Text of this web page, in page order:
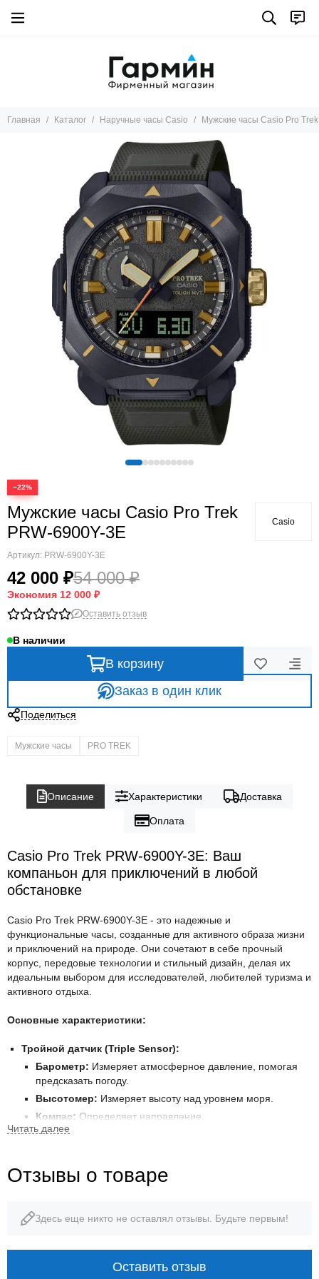
Главная Каталог Наручные часы Casio Мужские часы Casio Pro
−22%
Мужские часы Casio Pro Trek
PRW-6900Y-3E
Артикул: PRW-6900Y-3E
42 000 ₽54 000 ₽
Экономия 12 000 ₽
Casio
Оставить отзыв
В наличии
В корзину
Заказ в один клик
Поделиться
Мужские часы PRO TREK
Описание Характеристики Доставка
Оплата
Casio Pro Trek PRW-6900Y-3E: Ваш
компаньон для приключений в любой
обстановке
Casio Pro Trek PRW-6900Y-3E - это надежные и
функциональные часы, созданные для активного образа жизни
и приключений на природе. Они сочетают в себе прочный
корпус, передовые технологии и стильный дизайн, делая их
идеальным выбором для исследователей, любителей туризма и
активного отдыха.
Основные характеристики:
Тройной датчик (Triple Sensor):
Барометр: Измеряет атмосферное давление, помогая
предсказать погоду.
Высотомер: Измеряет высоту над уровнем моря.
Компас: Определяет направление.
Солнечное питание (Tough Solar):
Радиосинхронизация времени (Multi-Band
атомных часов, гарантируя высокую точность.
Ударопрочность (G-Shock):
Прочная конструкция
использовать часы в воде, в том числе для плавания.
Отзывы о товаре
Здесь еще никто не оставлял отзывы. Будьте первым!
Оставить отзыв